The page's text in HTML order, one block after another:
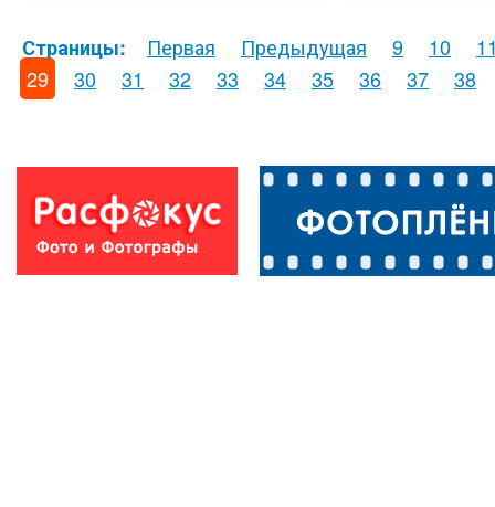
Страницы: Первая Предыдущая 9 10
29
30 31 32 33 34 35 36 37 38